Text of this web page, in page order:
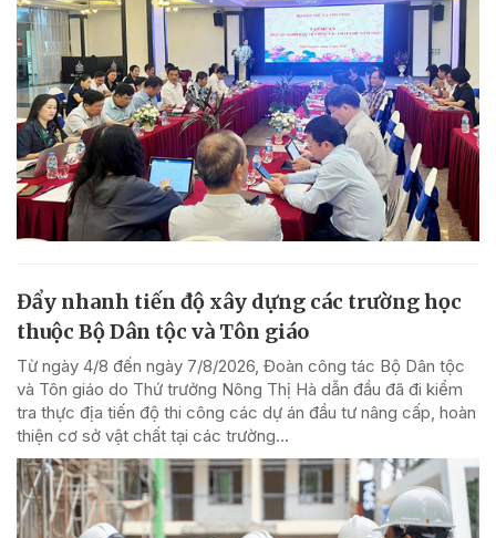
Đẩy nhanh tiến độ xây dựng các trường học
thuộc Bộ Dân tộc và Tôn giáo
Từ ngày 4/8 đến ngày 7/8/2026, Đoàn công tác Bộ Dân tộc
và Tôn giáo do Thứ trưởng Nông Thị Hà dẫn đầu đã đi kiểm
tra thực địa tiến độ thi công các dự án đầu tư nâng cấp, hoàn
thiện cơ sở vật chất tại các trường...